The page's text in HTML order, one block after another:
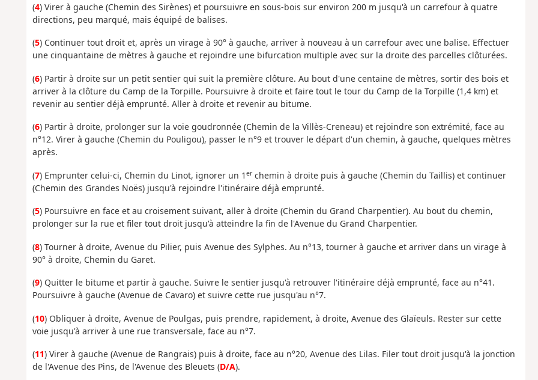
(4) Virer à gauche (Chemin des Sirènes) et poursuivre en sous-bois sur environ 200 m jusqu'à un carrefour à quatre
directions, peu marqué, mais équipé de balises.
(5) Continuer tout droit et, après un virage à 90° à gauche, arriver à nouveau à un carrefour avec une balise. Effectuer
une cinquantaine de mètres à gauche et rejoindre une bifurcation multiple avec sur la droite des parcelles clôturées.
(6) Partir à droite sur un petit sentier qui suit la première clôture. Au bout d'une centaine de mètres, sortir des bois et
arriver à la clôture du Camp de la Torpille. Poursuivre à droite et faire tout le tour du Camp de la Torpille (1,4 km) et
revenir au sentier déjà emprunté. Aller à droite et revenir au bitume.
(6) Partir à droite, prolonger sur la voie goudronnée (Chemin de la Villès-Creneau) et rejoindre son extrémité, face au
n°12. Virer à gauche (Chemin du Pouligou), passer le n°9 et trouver le départ d'un chemin, à gauche, quelques mètres
après.
(7) Emprunter celui-ci, Chemin du Linot, ignorer un 1 erchemin à droite puis à gauche (Chemin du Taillis) et continuer
(Chemin des Grandes Noës) jusqu'à rejoindre l'itinéraire déjà emprunté.
(5) Poursuivre en face et au croisement suivant, aller à droite (Chemin du Grand Charpentier). Au bout du chemin,
prolonger sur la rue et filer tout droit jusqu'à atteindre la fin de l'Avenue du Grand Charpentier.
(8) Tourner à droite, Avenue du Pilier, puis Avenue des Sylphes. Au n°13, tourner à gauche et arriver dans un virage à
90° à droite, Chemin du Garet.
(9) Quitter le bitume et partir à gauche. Suivre le sentier jusqu'à retrouver l'itinéraire déjà emprunté, face au n°41.
Poursuivre à gauche (Avenue de Cavaro) et suivre cette rue jusqu'au n°7.
(10) Obliquer à droite, Avenue de Poulgas, puis prendre, rapidement, à droite, Avenue des Glaïeuls. Rester sur cette
voie jusqu'à arriver à une rue transversale, face au n°7.
(11) Virer à gauche (Avenue de Rangrais) puis à droite, face au n°20, Avenue des Lilas. Filer tout droit jusqu'à la jonction
de l'Avenue des Pins, de l'Avenue des Bleuets (D/A).